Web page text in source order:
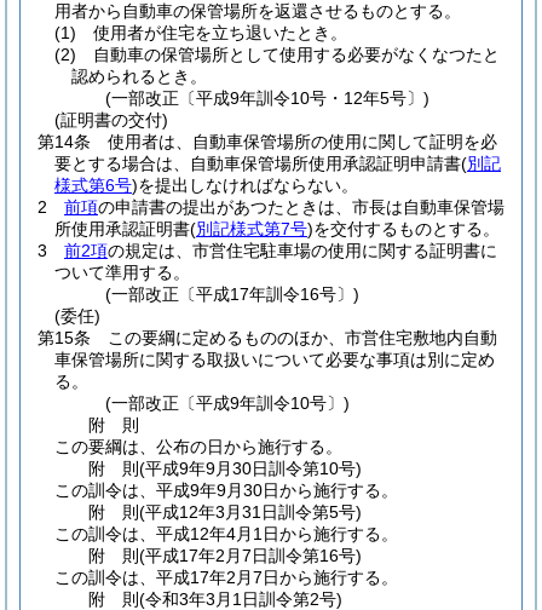
用者から自動車の保管場所を返還させるものとする。
(1)
使用者が住宅を立ち退いたとき。
(2)
自動車の保管場所として使用する必要がなくなつたと
認められるとき。
(一部改正〔平成9年訓令10号・12年5号〕)
(証明書の交付)
第14条
使用者は、自動車保管場所の使用に関して証明を必
要とする場合は、自動車保管場所使用承認証明申請書(別記
様式第6号)を提出しなければならない。
2
前項の申請書の提出があつたときは、市長は自動車保管場
所使用承認証明書(別記様式第7号)を交付するものとする。
3
前2項の規定は、市営住宅駐車場の使用に関する証明書に
ついて準用する。
(一部改正〔平成17年訓令16号〕)
(委任)
第15条
この要綱に定めるもののほか、市営住宅敷地内自動
車保管場所に関する取扱いについて必要な事項は別に定め
る。
(一部改正〔平成9年訓令10号〕)
附 則
この要綱は、公布の日から施行する。
附 則(平成9年9月30日訓令第10号)
この訓令は、平成9年9月30日から施行する。
附 則(平成12年3月31日訓令第5号)
この訓令は、平成12年4月1日から施行する。
附 則(平成17年2月7日訓令第16号)
この訓令は、平成17年2月7日から施行する。
附 則(令和3年3月1日訓令第2号)